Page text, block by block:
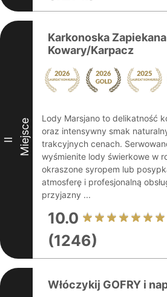
II Miejsce
Karkonoska Zapiekana
Kowary/Karpacz
Lody Marsjano to delikatność
oraz intensywny smak
trakcyjnych cenach.
wyśmienite lody świerkowe w
okraszone syropem lub
atmosferę i profesjonalną
przyjazny ...
10.0
(1246)
Włóczykij GOFRY i